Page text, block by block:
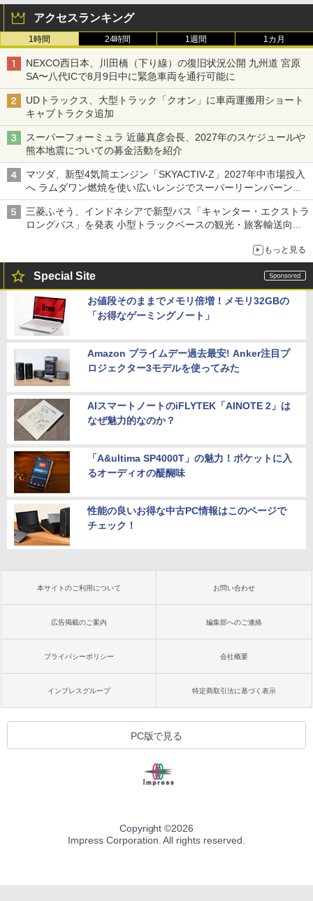
アクセスランキング
1時間 24時間 1週間 1カ月
NEXCO西日本、川田橋（下り線）の復旧状況公開 九州道 宮原
SA〜八代ICで8月9日中に緊急車両を通行可能に
UDトラックス、大型トラック「クオン」に車両運搬用ショート
キャブトラクタ追加
スーパーフォーミュラ 近藤真彦会長、2027年のスケジュールや
熊本地震についての募金活動を紹介
マツダ、新型4気筒エンジン「SKYACTIV-Z」2027年中市場投入
へ ラムダワン燃焼を使い広いレンジでスーパーリーンバーン燃
焼を実現
三菱ふそう、インドネシアで新型バス「キャンター・エクストラ
ロングバス」を発表 小型トラックベースの観光・旅客輸送向け
もっと見る
Special Site
お値段そのままでメモリ倍増！メモリ32GBの
「お得なゲーミングノート」
Amazon プライムデー過去最安! Anker注目プ
ロジェクター3モデルを使ってみた
AIスマートノートのiFLYTEK「AINOTE 2」は
なぜ魅力的なのか？
「A&ultima SP4000T」の魅力！ポケットに入
るオーディオの醍醐味
性能の良いお得な中古PC情報はこのページで
チェック！
本サイトのご利用について お問い合わせ
広告掲載のご案内 編集部へのご連絡
プライバシーポリシー 会社概要
インプレスグループ 特定商取引法に基づく表示
PC版で見る
Copyright ©2026
Impress Corporation. All rights reserved.